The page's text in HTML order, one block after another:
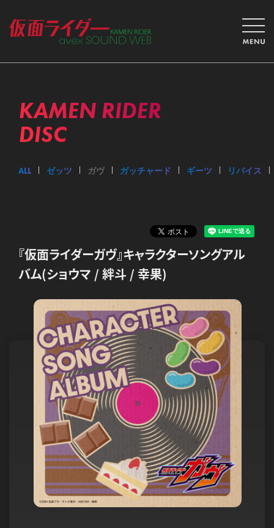
KAMEN RIDER
DISC
ALL ゼッツ ガヴ ガッチャード ギーツ リバイス
『仮面ライダーガヴ』キャラクターソングアル
バム(ショウマ / 絆斗 / 幸果)